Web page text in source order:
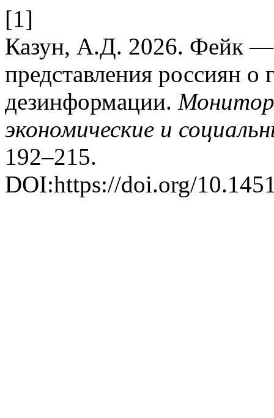
[1]
Казун, А.Д. 2026. Фейк —
представления россиян
дезинформации.
экономические и
192–215.
DOI:https://doi.org/